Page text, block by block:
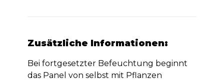
Zusätzliche Informationen:
Bei fortgesetzter Befeuchtung beginnt
das Panel von selbst mit Pflanzen